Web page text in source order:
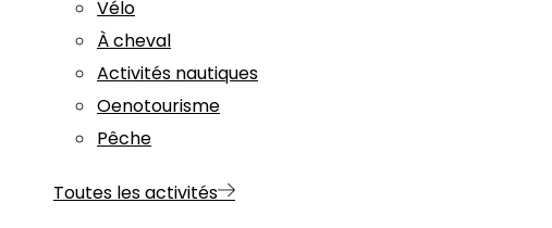
Vélo
À cheval
Activités nautiques
Oenotourisme
Pêche
Toutes les activités